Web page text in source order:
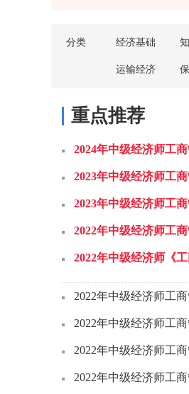
分类 经济基础
运输经济
重点推荐
2024年中级经济师工
2023年中级经济师工
2023年中级经济师工
2022年中级经济师工
2022年中级经济师《
2022年中级经济师工
2022年中级经济师工
2022年中级经济师工
2022年中级经济师工